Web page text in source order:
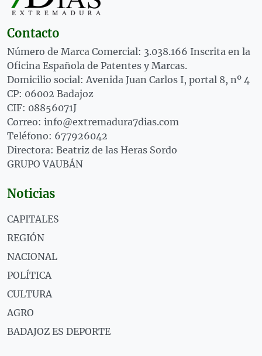
Contacto
Número de Marca Comercial: 3.038.166 Inscrita en la
Oficina Española de Patentes y Marcas.
Domicilio social: Avenida Juan Carlos I, portal 8, nº 4
CP: 06002 Badajoz
CIF: 08856071J
Correo: info@extremadura7dias.com
Teléfono: 677926042
Directora: Beatriz de las Heras Sordo
GRUPO VAUBÁN
Noticias
CAPITALES
REGIÓN
NACIONAL
POLÍTICA
CULTURA
AGRO
BADAJOZ ES DEPORTE